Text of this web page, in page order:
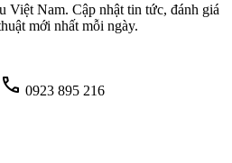
Việt Nam. Cập nhật tin tức, đánh giá
mới nhất mỗi ngày.
call 0923 895 216